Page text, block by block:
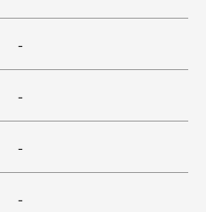
-
-
-
-